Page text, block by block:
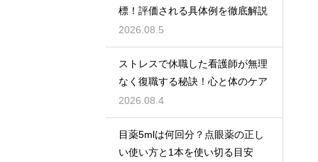
標！評価される具体例を徹底解説
2026.08.5
ストレスで休職した看護師が無理
なく復職する秘訣！心と体のケア
2026.08.4
目薬5mlは何回分？点眼薬の正し
い使い方と1本を使い切る目安